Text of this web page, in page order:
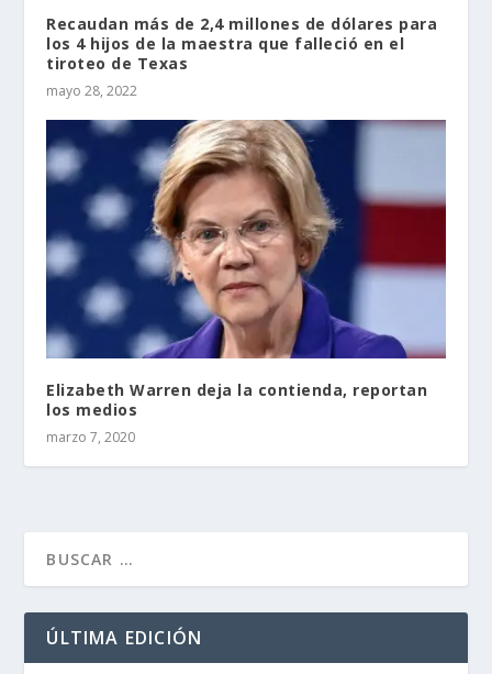
Recaudan más de 2,4 millones de dólares para
los 4 hijos de la maestra que falleció en el
tiroteo de Texas
mayo 28, 2022
Elizabeth Warren deja la contienda, reportan
los medios
marzo 7, 2020
ÚLTIMA EDICIÓN